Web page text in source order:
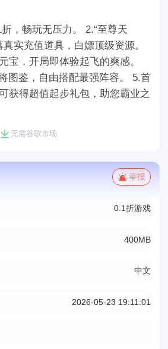
，畅玩无压力。 2.“至尊天
实充值道具，白嫖顶级资源。
宝，开局即体验起飞的爽感。
图鉴，自由搭配最强阵容。 5.首
获得超值起步礼包，助您霸业之
无需谷歌市场
举报
0.1折游戏
400MB
中文
2026-05-23 19:11:01